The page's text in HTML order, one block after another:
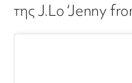
της J.Lo ‘Jenny